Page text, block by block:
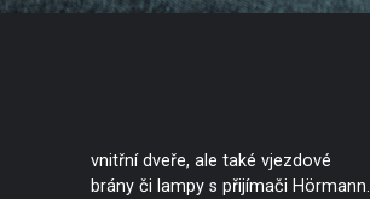
vnitřní dveře, ale také vjezdové
brány či lampy s přijímači Hörmann.